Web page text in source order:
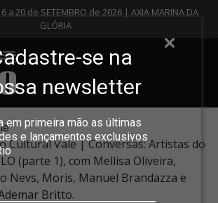
se na
newsletter
em primeira mão as últimas
e lançamentos exclusivos
a 20 de SETEMBRO de 2026 | AXIA MARINA DA
GLÓRIA
Cultural Vale | Conversas: Artistas do
(parte 1), com Mellisa Oliveira,
Nevs, Moris, Manuel Brandazza e
Britto.